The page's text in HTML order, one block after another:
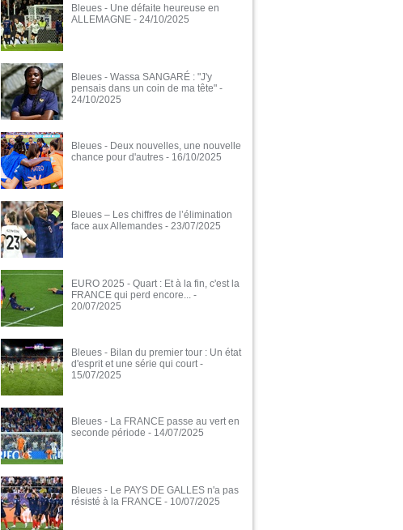
Bleues - Une défaite heureuse en
ALLEMAGNE - 24/10/2025
Bleues - Wassa SANGARÉ : "J'y
pensais dans un coin de ma tête" -
24/10/2025
Bleues - Deux nouvelles, une nouvelle
chance pour d'autres - 16/10/2025
Bleues – Les chiffres de l’élimination
face aux Allemandes - 23/07/2025
EURO 2025 - Quart : Et à la fin, c'est la
FRANCE qui perd encore... -
20/07/2025
Bleues - Bilan du premier tour : Un état
d'esprit et une série qui court -
15/07/2025
Bleues - La FRANCE passe au vert en
seconde période - 14/07/2025
Bleues - Le PAYS DE GALLES n'a pas
résisté à la FRANCE - 10/07/2025